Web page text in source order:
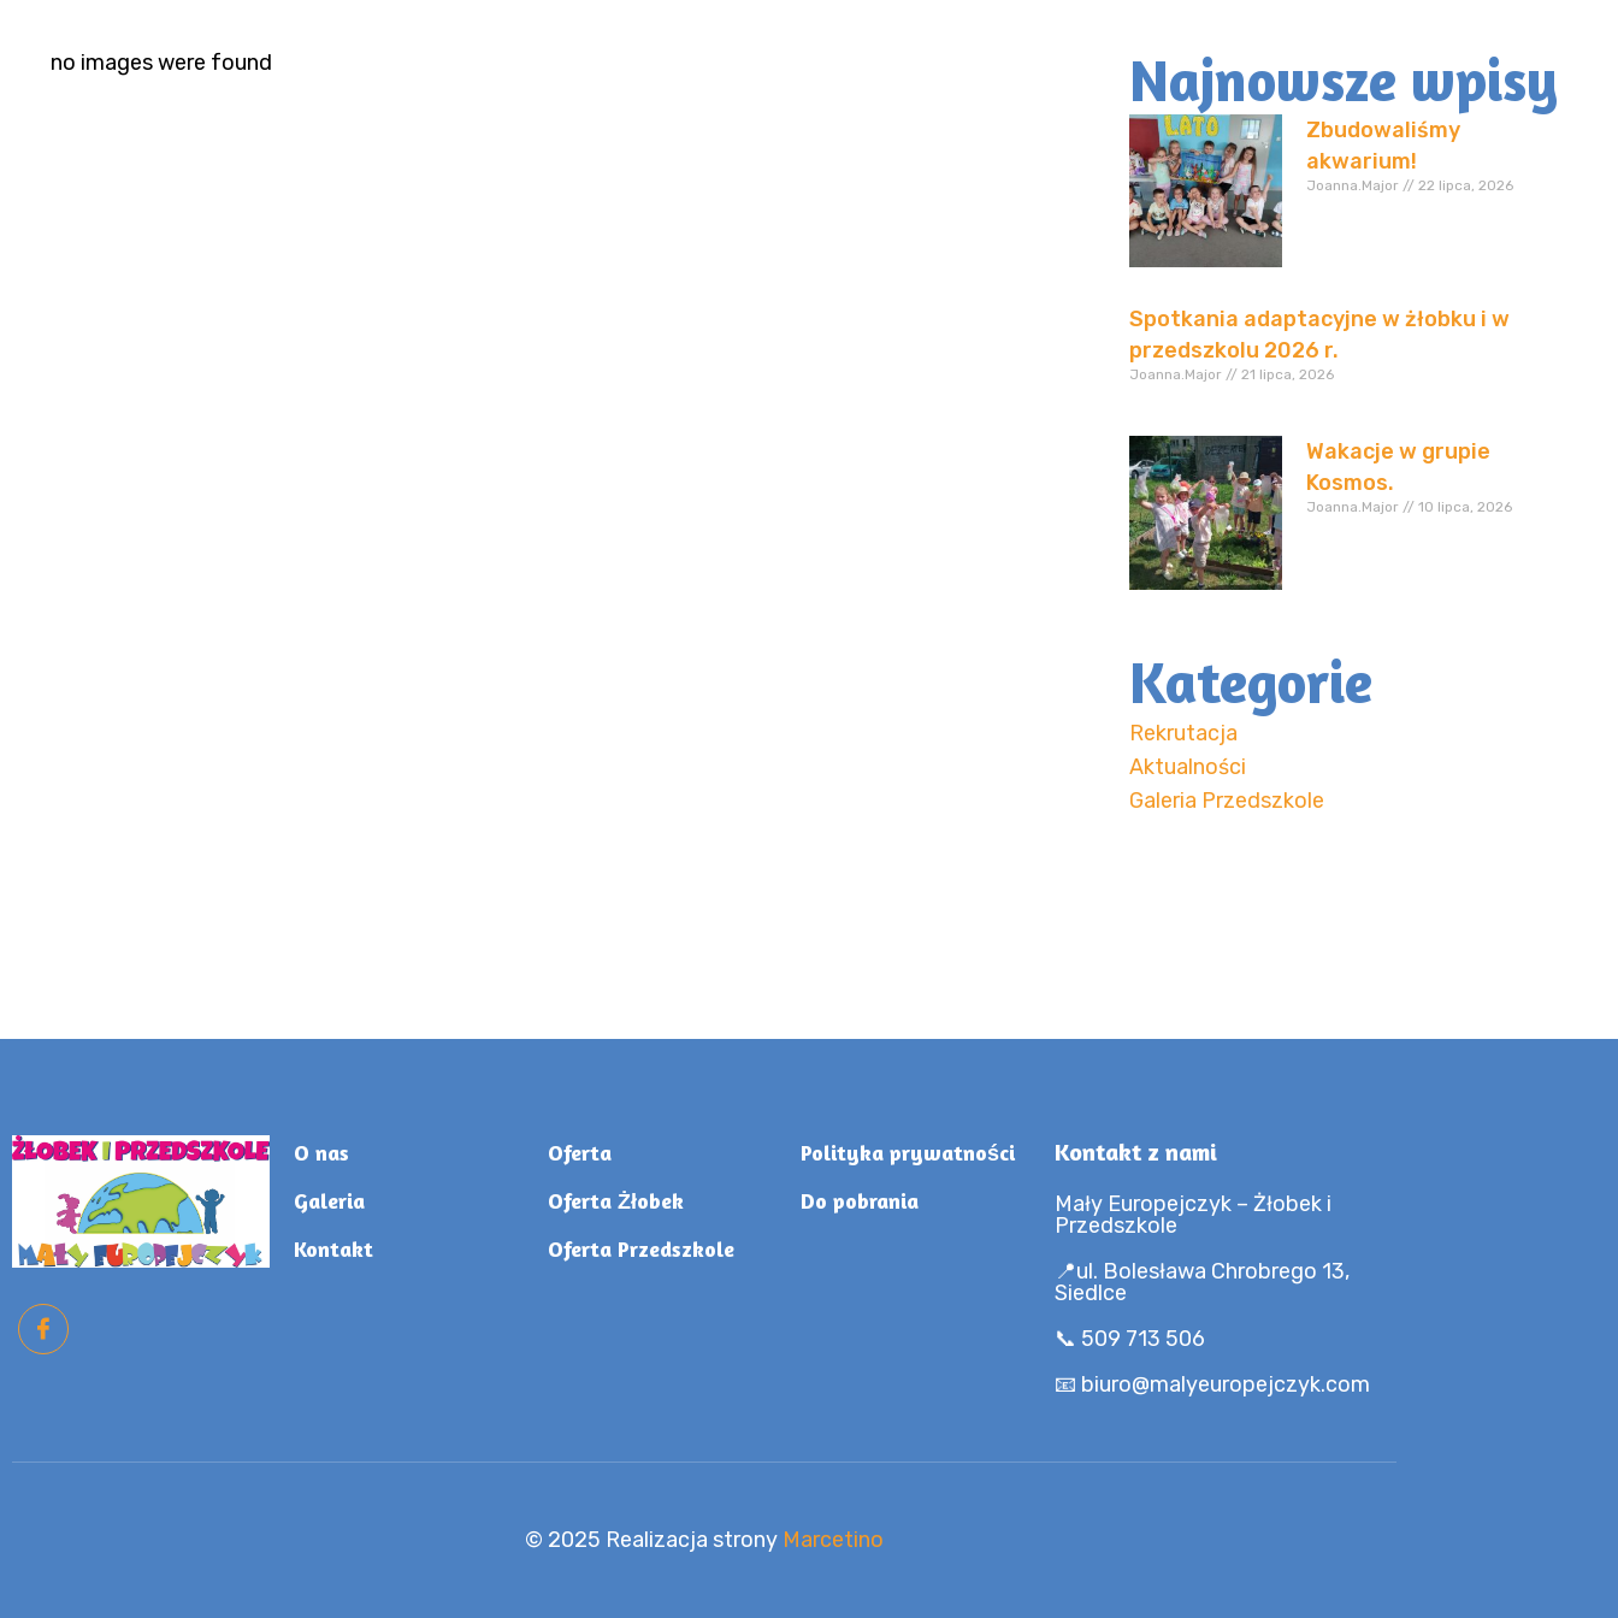
no images were found Najnowsze wpisy
Zbudowaliśmy
akwarium!
Joanna.Major 22 lipca, 2026
Spotkania adaptacyjne w żłobku i w
przedszkolu 2026 r.
Joanna.Major 21 lipca, 2026
Wakacje w grupie
Kosmos.
Joanna.Major 10 lipca, 2026
Kategorie
Rekrutacja
Aktualności
Galeria Przedszkole
O nas
Galeria
Kontakt
Oferta
Oferta Żłobek
Oferta Przedszkole
Polityka prywatności
Do pobrania
Kontakt z nami
Mały Europejczyk – Żłobek i
Przedszkole
📍ul. Bolesława Chrobrego 13,
Siedlce
📞 509 713 506
📧 biuro@malyeuropejczyk.com
© 2025 Realizacja strony Marcetino